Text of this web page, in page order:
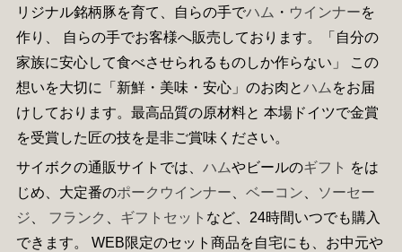
リジナル銘柄豚を育て、自らの手でハム ・ ウインナーを
作り、 自らの手でお客様へ販売しております。「自分の
家族に安心して食べさせられるものしか作らない」 この
想いを大切に「新鮮・美味・安心」のお肉とハム をお届
けしております。最高品質の原材料と 本場ドイツで金賞
を受賞した匠の技を是非ご賞味ください。
サイボクの通販サイトでは、 ハムやビールのギフト をは
じめ、大定番のポークウインナー ベーコン
ソーセー
ジ
フランク ギフトセット など、24時間いつでも購入
できます。 WEB限定のセット商品を自宅にも、お中元や